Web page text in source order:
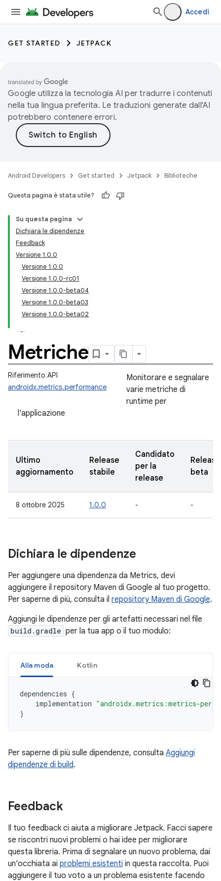
Accedi
GET STARTED JETPACK
Google utilizza la tecnologia AI per tradurre i contenuti
nella tua lingua preferita. Le traduzioni generate dall'AI
potrebbero contenere errori.
Android Developers Get started Jetpack Biblioteche
Questa pagina è stata utile?
Su questa pagina
Dichiara le dipendenze
Feedback
Versione 1.0.0
Versione 1.0.0
Versione 1.0.0-rc01
Versione 1.0.0-beta04
Versione 1.0.0-beta03
Versione 1.0.0-beta02
Metriche
Riferimento API
androidx.metrics.performance
Monitorare e segnalare
varie metriche di
runtime per
l'applicazione
Ultimo
aggiornamento
Release
stabile
Candidato
per la
release
Release
beta
8 ottobre 2025 1.0.0 - -
Dichiara le dipendenze
Per aggiungere una dipendenza da Metrics, devi
aggiungere il repository Maven di Google al tuo progetto.
Per saperne di più, consulta il repository Maven di Google.
Aggiungi le dipendenze per gli artefatti necessari nel file
build.gradle per la tua app o il tuo modulo:
Alla moda Kotlin
dependencies {
implementation "androidx.metrics:metrics-
}
Per saperne di più sulle dipendenze, consulta Aggiungi
dipendenze di build.
Feedback
Il tuo feedback ci aiuta a migliorare Jetpack. Facci sapere
se riscontri nuovi problemi o hai idee per migliorare
questa libreria. Prima di segnalare un nuovo problema, dai
un'occhiata ai problemi esistenti in questa raccolta. Puoi
aggiungere il tuo voto a un problema esistente facendo